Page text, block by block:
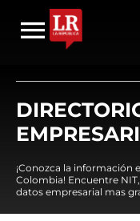
¡Conozca la información
Colombia! Encuentre
datos empresarial mas